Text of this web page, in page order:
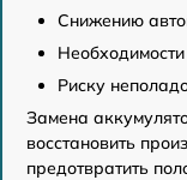
Снижению
Риску
Замена
восстановить
предотвратить